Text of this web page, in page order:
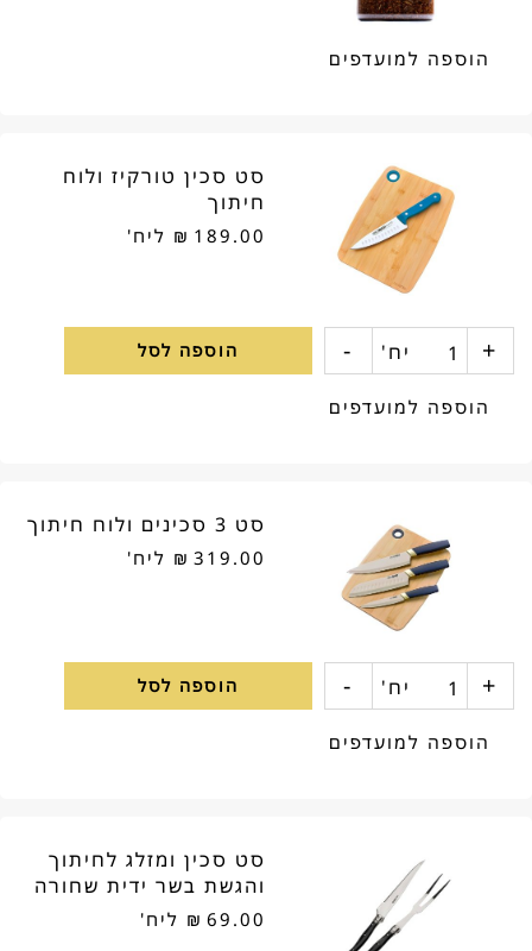
הוספה למועדפים
סט סכין טורקיז ולוח
חיתוך
₪ 189.00 ליח'
+
כמות
טורקיז
ולוח
חיתוך
יח' - הוספה לסל
הוספה למועדפים
סט 3 סכינים ולוח חיתוך
₪ 319.00 ליח'
+
כמות
סכינים
ולוח
יח' - הוספה לסל
הוספה למועדפים
סט סכין ומזלג לחיתוך
והגשת בשר ידית שחורה
₪ 69.00 ליח'